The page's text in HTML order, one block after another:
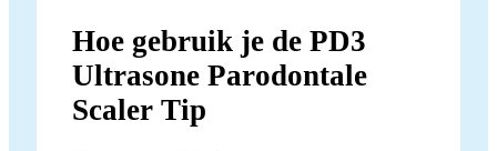
Hoe gebruik je de PD3
Ultrasone Parodontale
Scaler Tip